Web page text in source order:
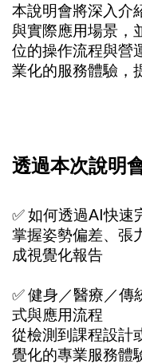
本說明會將深入介
與實際應用場景，
位的操作流程與營
業化的服務體驗，
透過本次說明
✅ 如何透過AI快速
掌握姿勢偏差、張
成視覺化報告
✅ 健身／醫療／
式與應用流程
從檢測到課程設計
覺化的專業服務體